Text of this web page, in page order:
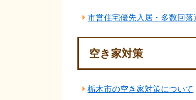
市営住宅優先入居・多数回落
空き家対策
栃木市の空き家対策について